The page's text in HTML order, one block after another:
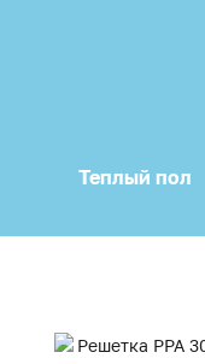
Теплый пол